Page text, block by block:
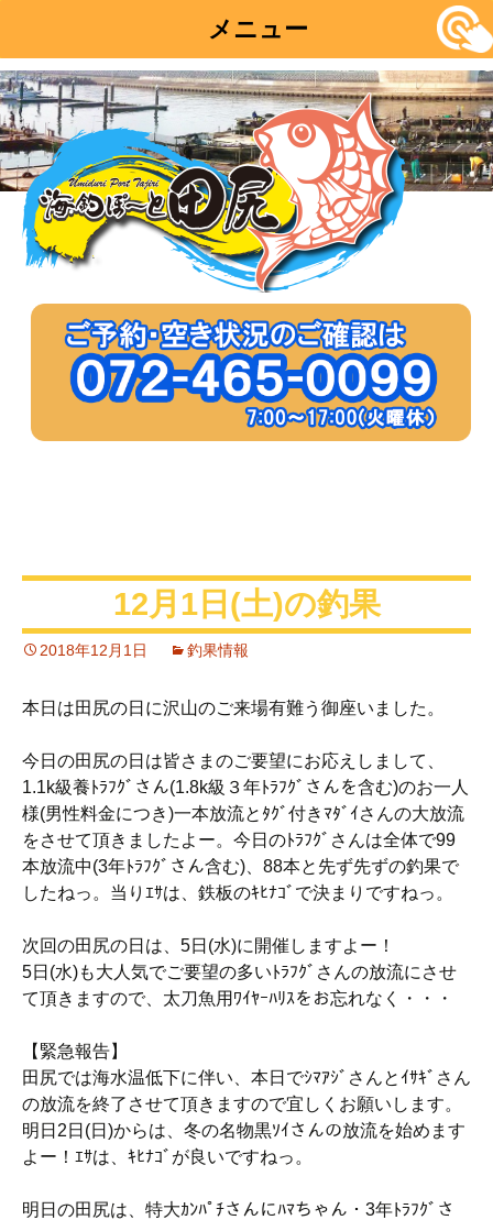
メニュー
コ
ン
テ
ン
ツ
12月1日(土)の釣果
2018年12月1日 釣果情報
本日は田尻の日に沢山のご来場有難う御座いました。
今日の田尻の日は皆さまのご要望にお応えしまして、
1.1k級養ﾄﾗﾌｸﾞさん(1.8k級３年ﾄﾗﾌｸﾞさんを含む)のお一人
様(男性料金につき)一本放流とﾀｸﾞ付きﾏﾀﾞｲさんの大放流
をさせて頂きましたよー。今日のﾄﾗﾌｸﾞさんは全体で99
本放流中(3年ﾄﾗﾌｸﾞさん含む)、88本と先ず先ずの釣果で
したねっ。当りｴｻは、鉄板のｷﾋﾅｺﾞで決まりですねっ。
次回の田尻の日は、5日(水)に開催しますよー！
5日(水)も大人気でご要望の多いﾄﾗﾌｸﾞさんの放流にさせ
て頂きますので、太刀魚用ﾜｲﾔｰﾊﾘｽをお忘れなく・・・
【緊急報告】
田尻では海水温低下に伴い、本日でｼﾏｱｼﾞさんとｲｻｷﾞさん
の放流を終了させて頂きますので宜しくお願いします。
明日2日(日)からは、冬の名物黒ｿｲさんの放流を始めます
よー！ｴｻは、ｷﾋﾅｺﾞが良いですねっ。
明日の田尻は、特大ｶﾝﾊﾟﾁさんにﾊﾏちゃん・3年ﾄﾗﾌｸﾞさ